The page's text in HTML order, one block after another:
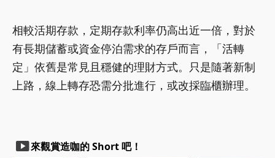
相較活期存款，定期存款利率仍高出近一倍，對於
有長期儲蓄或資金停泊需求的存戶而言，「活轉
定」依舊是常見且穩健的理財方式。只是隨著新制
上路，線上轉存恐需分批進行，或改採臨櫃辦理。
smart_display來觀賞造咖的 Short 吧！